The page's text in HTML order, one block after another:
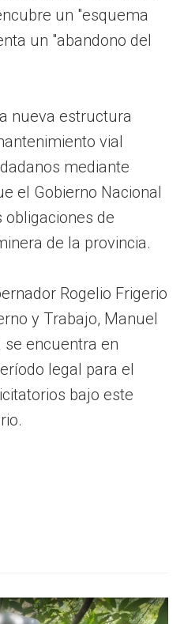
un "esquema
un "abandono del
nueva estructura
vial
mediante
el Gobierno Nacional
obligaciones de
de la provincia.
Rogelio Frigerio
y Trabajo, Manuel
se encuentra en
legal para el
bajo este